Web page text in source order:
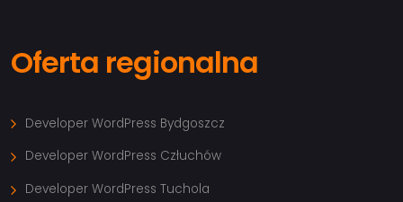
Oferta regionalna
Developer WordPress Bydgoszcz
Developer WordPress Człuchów
Developer WordPress Tuchola